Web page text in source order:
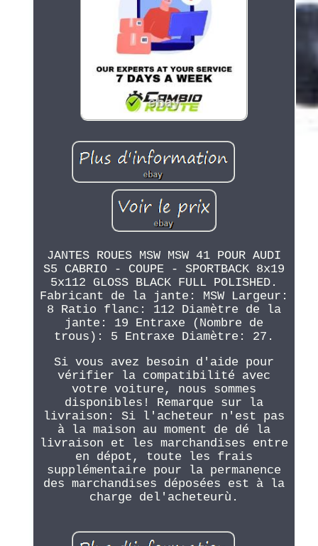
JANTES ROUES MSW MSW 41 POUR AUDI
S5 CABRIO - COUPE - SPORTBACK 8x19
5x112 GLOSS BLACK FULL POLISHED.
Fabricant de la jante: MSW Largeur:
8 Ratio flanc: 112 Diamètre de la
jante: 19 Entraxe (Nombre de
trous): 5 Entraxe Diamètre: 27.
Si vous avez besoin d'aide pour
vérifier la compatibilité avec
votre voiture, nous sommes
disponibles! Remarque sur la
livraison: Si l'acheteur n'est pas
à la maison au moment de dé la
livraison et les marchandises entre
en dépot, toute les frais
supplémentaire pour la permanence
des marchandises déposées est à la
charge del'acheteurù.